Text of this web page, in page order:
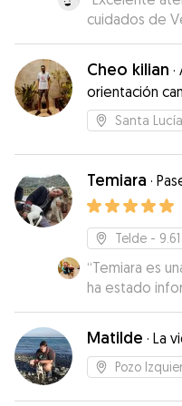
cuidados de
nuestros 3
experiencia
tenemos
nada más
Cheo kilian ·
orientación
Santa
Temiara ·
Telde -
“Temiara es
ha estado
peque todo el
contenta.
Matilde · La
Pozo